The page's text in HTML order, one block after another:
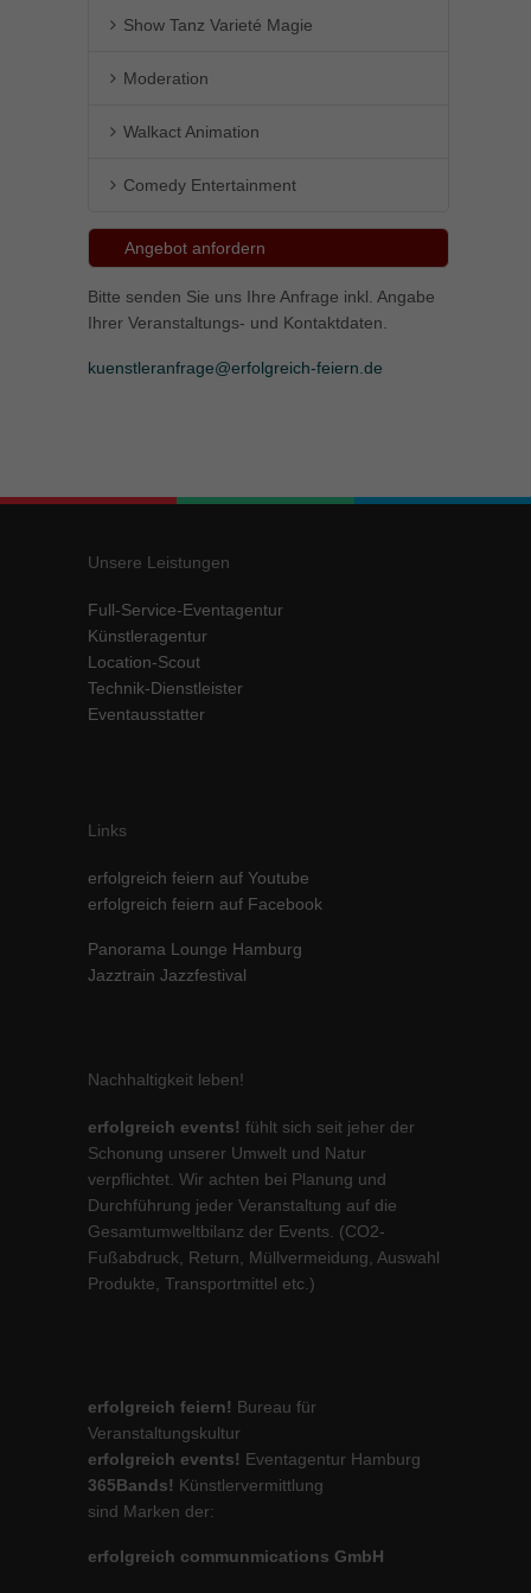
Show Tanz Varieté Magie
Moderation
Walkact Animation
Comedy Entertainment
Angebot anfordern
Bitte senden Sie uns Ihre Anfrage inkl. Angabe
Ihrer Veranstaltungs- und Kontaktdaten.
kuenstleranfrage@erfolgreich-feiern.de
Unsere Leistungen
Full-Service-Eventagentur
Künstleragentur
Location-Scout
Technik-Dienstleister
Eventausstatter
Links
erfolgreich feiern auf Youtube
erfolgreich feiern auf Facebook
Panorama Lounge Hamburg
Jazztrain Jazzfestival
Nachhaltigkeit leben!
erfolgreich events! fühlt sich seit jeher der
Schonung unserer Umwelt und Natur
verpflichtet. Wir achten bei Planung und
Durchführung jeder Veranstaltung auf die
Gesamtumweltbilanz der Events. (CO2-
Fußabdruck, Return, Müllvermeidung, Auswahl
Produkte, Transportmittel etc.)
erfolgreich feiern! Bureau für
Veranstaltungskultur
erfolgreich events! Eventagentur Hamburg
365Bands! Künstlervermittlung
sind Marken der:
erfolgreich communmications GmbH